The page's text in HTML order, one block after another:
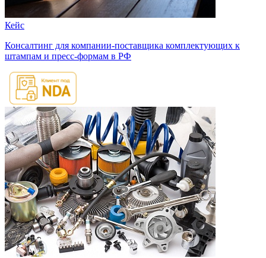
Кейс
Консалтинг для компании-поставщика комплектующих к
штампам и пресс-формам в РФ